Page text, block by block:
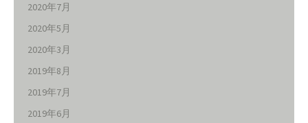
2020年7月
2020年5月
2020年3月
2019年8月
2019年7月
2019年6月